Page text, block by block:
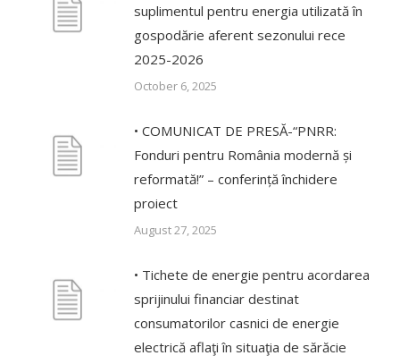
suplimentul pentru energia utilizată în
gospodărie aferent sezonului rece
2025-2026
October 6, 2025
• COMUNICAT DE PRESĂ-“PNRR:
Fonduri pentru România modernă și
reformată!” – conferință închidere
proiect
August 27, 2025
• Tichete de energie pentru acordarea
sprijinului financiar destinat
consumatorilor casnici de energie
electrică aflaţi în situaţia de sărăcie